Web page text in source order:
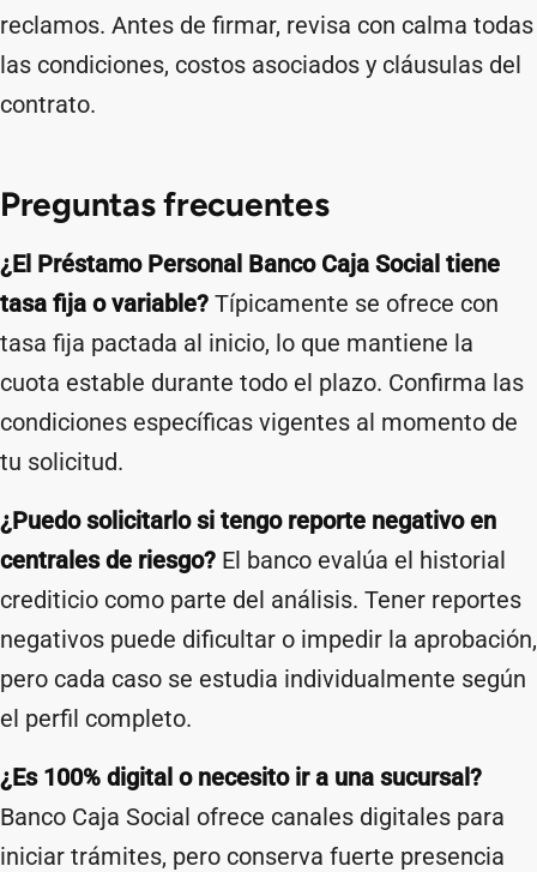
reclamos. Antes de firmar, revisa con calma todas
las condiciones, costos asociados y cláusulas del
contrato.
Preguntas frecuentes
¿El Préstamo Personal Banco Caja Social tiene
tasa fija o variable? Típicamente se ofrece con
tasa fija pactada al inicio, lo que mantiene la
cuota estable durante todo el plazo. Confirma las
condiciones específicas vigentes al momento de
tu solicitud.
¿Puedo solicitarlo si tengo reporte negativo en
centrales de riesgo? El banco evalúa el historial
crediticio como parte del análisis. Tener reportes
negativos puede dificultar o impedir la aprobación,
pero cada caso se estudia individualmente según
el perfil completo.
¿Es 100% digital o necesito ir a una sucursal?
Banco Caja Social ofrece canales digitales para
iniciar trámites, pero conserva fuerte presencia